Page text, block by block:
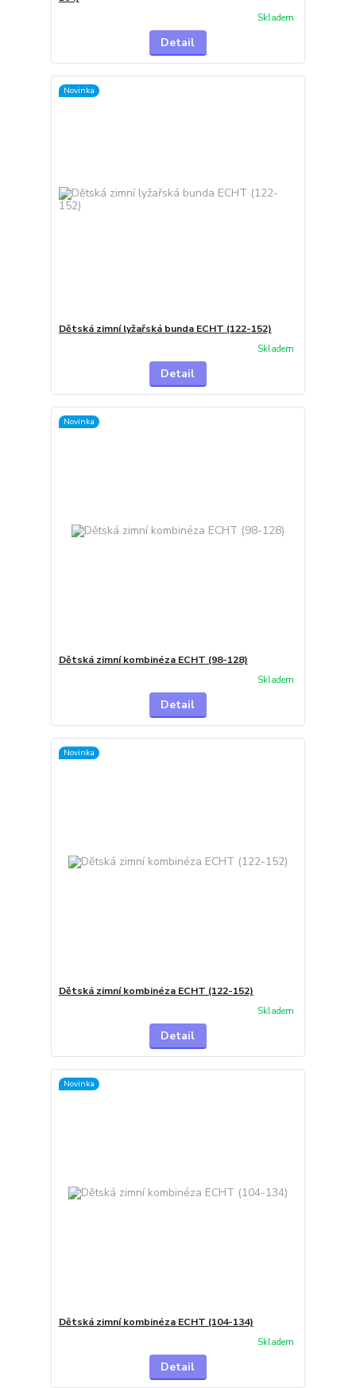
Skladem
Detail
Novinka
Dětská zimní lyžařská bunda ECHT (122-152)
Skladem
Detail
Novinka
Dětská zimní kombinéza ECHT (98-128)
Skladem
Detail
Novinka
Dětská zimní kombinéza ECHT (122-152)
Skladem
Detail
Novinka
Dětská zimní kombinéza ECHT (104-134)
Skladem
Detail